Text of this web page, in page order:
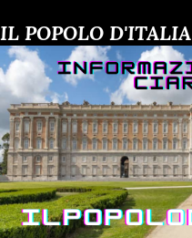
IL POPOLO D'ITALIA